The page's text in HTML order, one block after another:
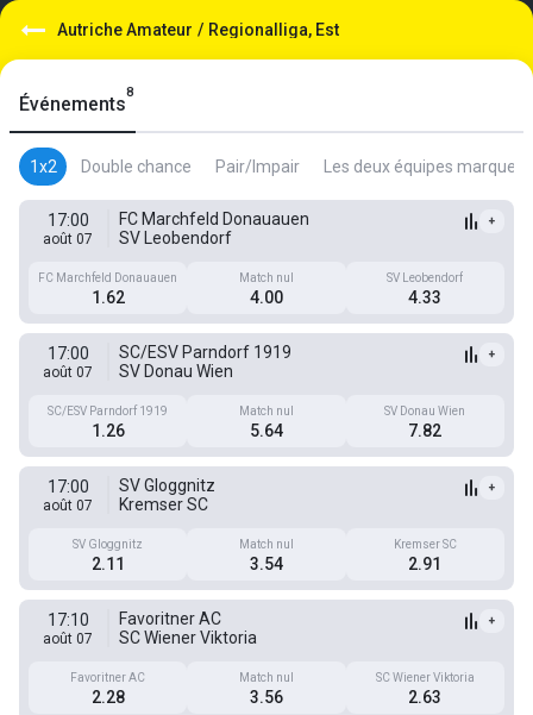
Autriche Amateur / Regionalliga, Est
Événements
8
1x2 Double chance Pair/Impair Les deux équipes marquent
17:00
août 07
FC Marchfeld Donauauen
SV Leobendorf
+
FC Marchfeld Donauauen
1.62
Match nul
4.00
SV Leobendorf
4.33
17:00
août 07
SC/ESV Parndorf 1919
SV Donau Wien
+
SC/ESV Parndorf 1919
1.26
Match nul
5.64
SV Donau Wien
7.82
17:00
août 07
SV Gloggnitz
Kremser SC
+
SV Gloggnitz
2.11
Match nul
3.54
Kremser SC
2.91
17:10
août 07
Favoritner AC
SC Wiener Viktoria
+
Favoritner AC
2.28
Match nul
3.56
SC Wiener Viktoria
2.63